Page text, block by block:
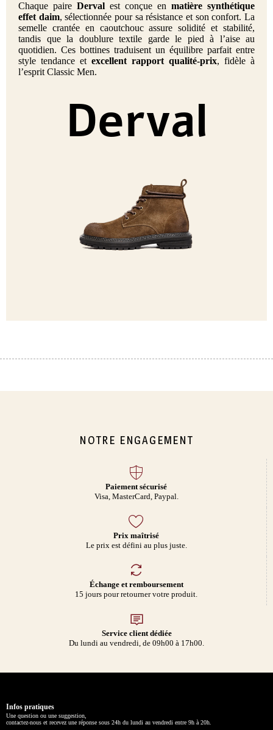
Chaque paire Derval est conçue en matière synthétique
effet daim, sélectionnée pour sa résistance et son confort. La
semelle crantée en caoutchouc assure solidité et stabilité,
tandis que la doublure textile garde le pied à l’aise au
quotidien. Ces bottines traduisent un équilibre parfait entre
style tendance et excellent rapport qualité-prix, fidèle à
l’esprit Classic Men.
Derval
NOTRE ENGAGEMENT
Paiement sécurisé
Visa, MasterCard, Paypal.
Prix maîtrisé
Le prix est défini au plus juste.
Échange et remboursement
15 jours pour retourner votre produit.
Service client dédiée
Du lundi au vendredi, de 09h00 à 17h00.
Infos pratiques
Une question ou une suggestion,
contactez-nous et recevez une réponse sous 24h du lundi au vendredi entre 9h à 20h.